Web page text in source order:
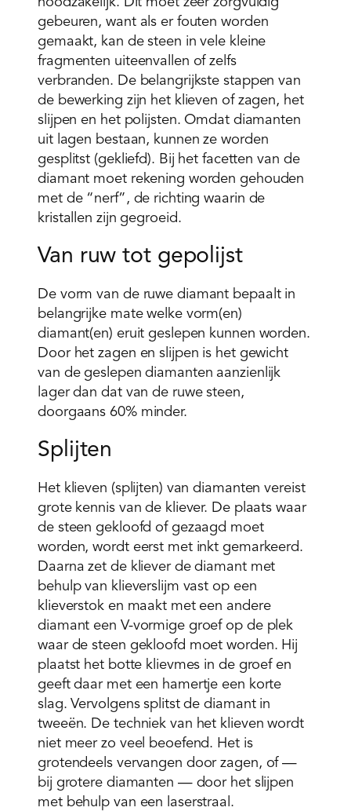
gebeuren, want als er fouten worden
gemaakt, kan de steen in vele kleine
fragmenten uiteenvallen of zelfs
verbranden. De belangrijkste stappen van
de bewerking zijn het klieven of zagen, het
slijpen en het polijsten. Omdat diamanten
uit lagen bestaan, kunnen ze worden
gesplitst (gekliefd). Bij het facetten van de
diamant moet rekening worden gehouden
met de “nerf”, de richting waarin de
kristallen zijn gegroeid.
Van ruw tot gepolijst
De vorm van de ruwe diamant bepaalt in
belangrijke mate welke vorm(en)
diamant(en) eruit geslepen kunnen worden.
Door het zagen en slijpen is het gewicht
van de geslepen diamanten aanzienlijk
lager dan dat van de ruwe steen,
doorgaans 60% minder.
Splijten
Het klieven (splijten) van diamanten vereist
grote kennis van de kliever. De plaats waar
de steen gekloofd of gezaagd moet
worden, wordt eerst met inkt gemarkeerd.
Daarna zet de kliever de diamant met
behulp van klieverslijm vast op een
klieverstok en maakt met een andere
diamant een V-vormige groef op de plek
waar de steen gekloofd moet worden. Hij
plaatst het botte klievmes in de groef en
geeft daar met een hamertje een korte
slag. Vervolgens splitst de diamant in
tweeën. De techniek van het klieven wordt
niet meer zo veel beoefend. Het is
grotendeels vervangen door zagen, of —
bij grotere diamanten — door het slijpen
met behulp van een laserstraal.